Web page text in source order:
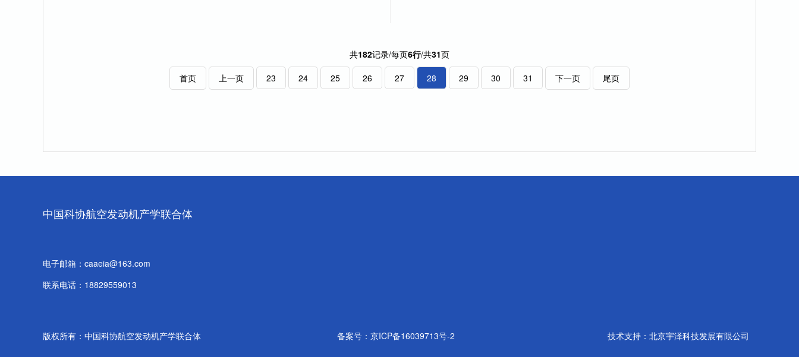
共182记录/每页6行/共31页
首页
上一页 23 24 25 26 27 28 29 30 31 下一页 尾页
中国科协航空发动机产学联合体
电子邮箱：caaeia@163.com
联系电话：18829559013
版权所有：中国科协航空发动机产学联合体 备案号： 京ICP备16039713号-2 技术支持：北京宇泽科技发展有限公司